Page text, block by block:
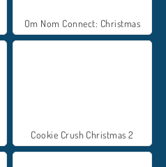
Om Nom Connect: Christmas
Cookie Crush Christmas 2